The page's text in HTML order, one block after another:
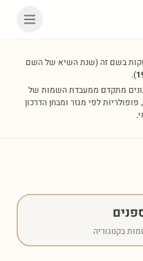
בשם זה(שנת השיא של השם
).
מתקדם ממעבדת השמות של
לפי מגזר ומבחן הדרכון
בקטגוריה